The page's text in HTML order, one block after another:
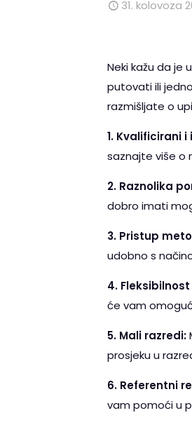
31. kolovoza
Neki kažu da je
putovati ili
razmišljate o
1. Kvalificirani
saznajte više o
2. Raznolika
dobro imati
3. Pristup
udobno s
4.
će vam
5. Mali razredi:
prosjeku u
6. Referentni
vam pomoći u